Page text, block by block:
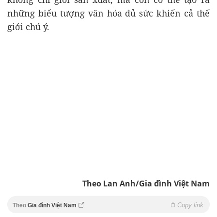
những biểu tượng văn hóa đủ sức khiến cả thế
giới chú ý.
Theo Lan Anh/Gia đình Việt Nam
Theo Gia đình Việt Nam Copy link